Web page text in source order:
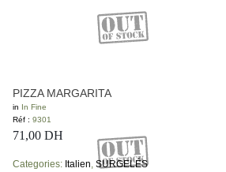
PIZZA MARGARITA
in In Fine
Réf : 9301
71,00 DH
Categories: Italien, SURGELÉS